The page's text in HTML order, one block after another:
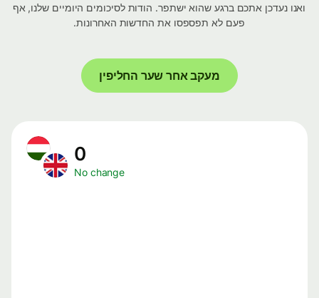
ואנו נעדכן אתכם ברגע שהוא ישתפר. הודות לסיכומים היומיים שלנו, אף
פעם לא תפספסו את החדשות האחרונות.
מעקב אחר שער החליפין
No change